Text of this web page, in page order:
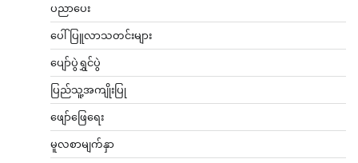
ပညာပေး
ပေါ်ပြူလာသတင်းများ
ပျော်ပွဲရွှင်ပွဲ
ပြည်သူ့အကျိုးပြု
ဖျော်ဖြေရေး
မူလစာမျက်နှာ